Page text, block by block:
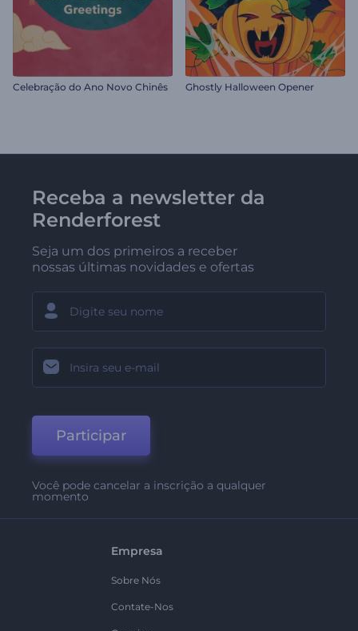
Celebração do Ano Novo Chinês Ghostly Halloween Opener
Receba a newsletter da
Renderforest
Seja um dos primeiros a receber
nossas últimas novidades e ofertas
Participar
Você pode cancelar a inscrição a qualquer
momento
Empresa
Sobre Nós
Contate-Nos